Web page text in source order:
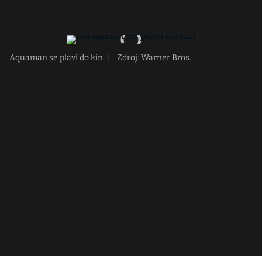
Aquaman se plaví do kin Zdroj: Warner Bros.